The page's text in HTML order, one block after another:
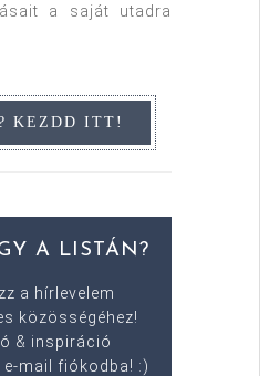
a saját utadra
A LISTÁN?
a hírlevelem
közösségéhez!
& inspiráció
e-mail fiókodba! :)